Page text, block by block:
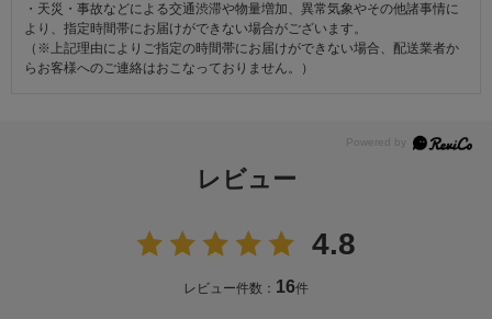
・天災・事故などによる交通渋滞や物量増加、異常気象やその他諸事情に
より、指定時間帯にお届けができない場合がございます。
（※上記理由によりご指定の時間帯にお届けができない場合、配送業者か
らお客様へのご連絡はおこなっておりません。）
レビュー
4.8
レビュー件数： 16件